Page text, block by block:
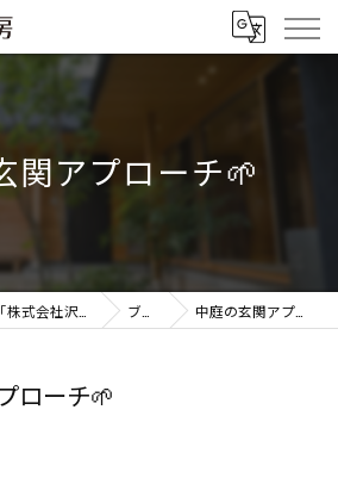
関アプローチ🌱
ブログ 中庭の玄関アプローチ🌱
ローチ🌱